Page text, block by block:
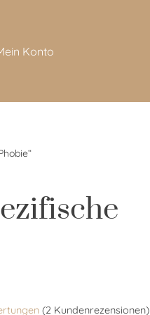
Konto
(2 Kundenrezensionen)